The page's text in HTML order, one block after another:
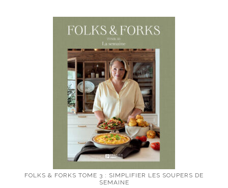
FOLKS & FORKS TOME 3 : SIMPLIFIER LES SOUPERS DE
SEMAINE